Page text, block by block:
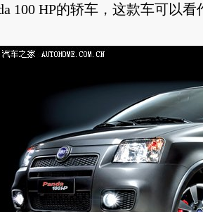
100 HP的轿车，这款车可以